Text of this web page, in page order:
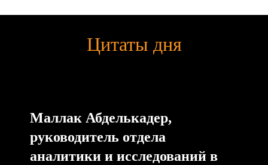
Цитаты дня
Маллак Абделькадер,
руководитель отдела
аналитики и исследований в